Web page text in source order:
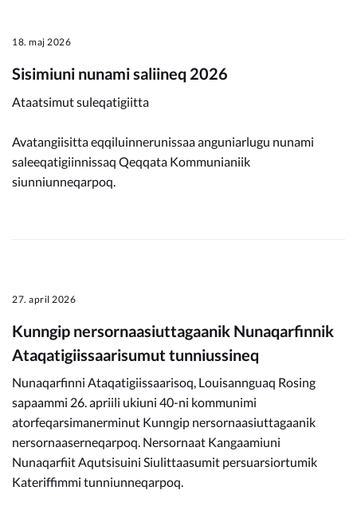
18. maj 2026
Sisimiuni nunami saliineq 2026
Ataatsimut suleqatigiitta
Avatangiisitta eqqiluinnerunissaa anguniarlugu nunami
saleeqatigiinnissaq Qeqqata Kommunianiik
siunniunneqarpoq.
27. april 2026
Kunngip nersornaasiuttagaanik Nunaqarfinnik
Ataqatigiissaarisumut tunniussineq
Nunaqarfinni Ataqatigiissaarisoq, Louisannguaq Rosing
sapaammi 26. apriili ukiuni 40-ni kommunimi
atorfeqarsimanerminut Kunngip nersornaasiuttagaanik
nersornaaserneqarpoq. Nersornaat Kangaamiuni
Nunaqarfiit Aqutsisuini Siulittaasumit persuarsiortumik
Kateriffimmi tunniunneqarpoq.